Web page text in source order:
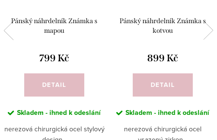
Pánský náhrdelník Známka s
mapou
799 Kč
DETAIL
Skladem - ihned k odeslání
nerezová chirurgická ocel stylový
Pánský náhrdelník Známka s
kotvou
899 Kč
DETAIL
Skladem - ihned k odeslání
nerezová chirurgická ocel